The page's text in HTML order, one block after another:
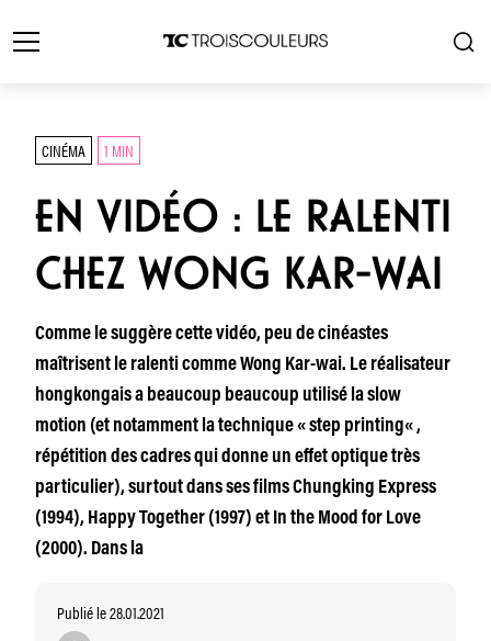
CINÉMA 1 MIN
EN VIDÉO : LE RALENTI
CHEZ WONG KAR-WAI
Comme le suggère cette vidéo, peu de cinéastes
maîtrisent le ralenti comme Wong Kar-wai. Le réalisateur
hongkongais a beaucoup beaucoup utilisé la slow
motion (et notamment la technique « step printing« ,
répétition des cadres qui donne un effet optique très
particulier), surtout dans ses films Chungking Express
(1994), Happy Together (1997) et In the Mood for Love
(2000). Dans la
Publié le 28.01.2021